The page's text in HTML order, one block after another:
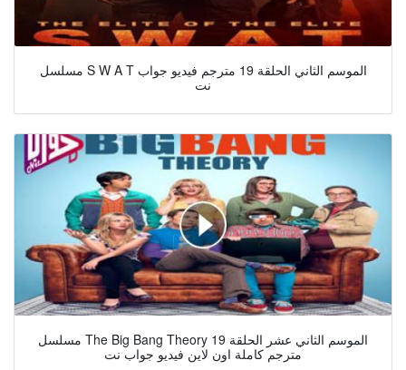
مسلسل S W A T الموسم الثاني الحلقة 19 مترجم فيديو جواب
نت
مسلسل The Big Bang Theory الموسم الثاني عشر الحلقة 19
مترجم كاملة اون لاين فيديو جواب نت